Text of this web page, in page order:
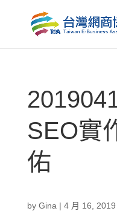
SEO實
佑
by Gina | 4 月 16, 2019